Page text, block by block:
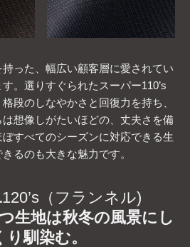
持った、幅広い顧客層に愛されてい
。選りすぐられたスーパー110’s
段のしなやかさと回復力を持ち、
想像しがたいほどの、丈夫さを備
すべてのシーズンに対応できる生
るのも大きな魅力です。
120’s（フランネル)
生地は秋冬の風景にし
り馴染む。